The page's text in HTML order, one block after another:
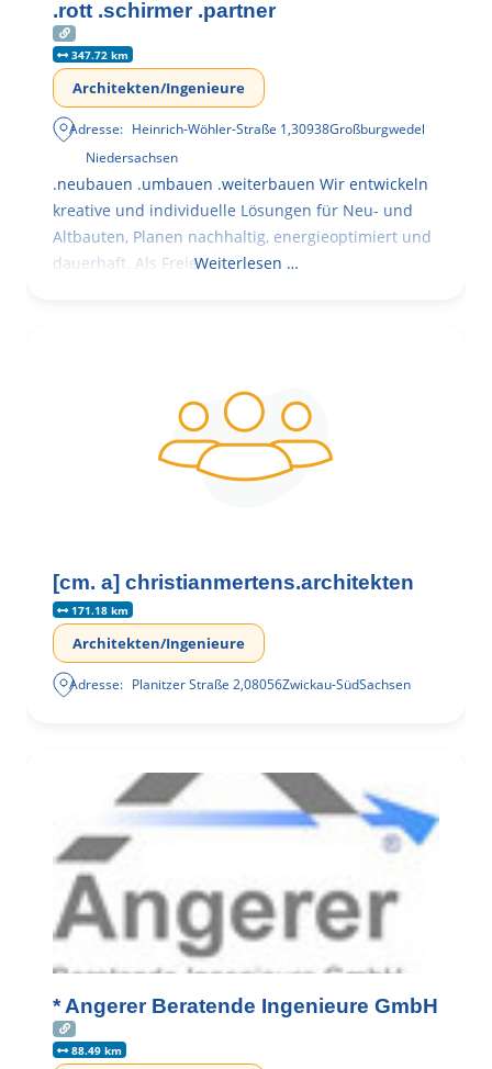
.rott .schirmer .partner
347.72 km
Architekten/Ingenieure
Adresse: Heinrich-Wöhler-Straße 1,30938Großburgwedel
Niedersachsen
.neubauen .umbauen .weiterbauen Wir entwickeln
kreative und individuelle Lösungen für Neu- und
Altbauten, Planen nachhaltig, energieoptimiert und
dauerhaft. Als FreieWeiterlesen …
[cm. a] christianmertens.architekten
171.18 km
Architekten/Ingenieure
Adresse: Planitzer Straße 2,08056Zwickau-SüdSachsen
* Angerer Beratende Ingenieure GmbH
88.49 km